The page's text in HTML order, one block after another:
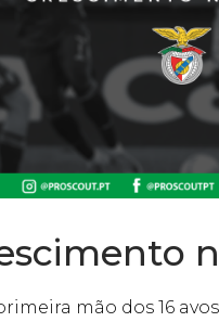
mão dos 16